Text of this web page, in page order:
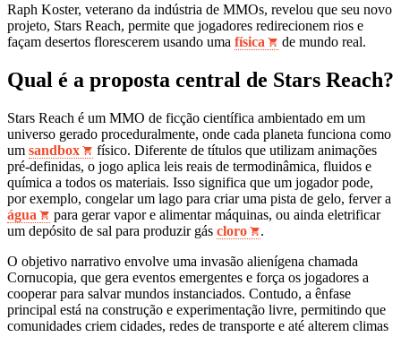
Raph Koster, veterano da indústria de MMOs, revelou que seu novo
projeto, Stars Reach, permite que jogadores redirecionem rios e
façam desertos florescerem usando uma física de mundo real.
Qual é a proposta central de Stars Reach?
Stars Reach é um MMO de ficção científica ambientado em um
universo gerado proceduralmente, onde cada planeta funciona como
um sandbox
físico. Diferente de títulos que utilizam animações
pré‑definidas, o jogo aplica leis reais de termodinâmica, fluidos e
química a todos os materiais. Isso significa que um jogador pode,
por exemplo, congelar um lago para criar uma pista de gelo, ferver a
água
para gerar vapor e alimentar máquinas, ou ainda eletrificar
um depósito de sal para produzir gás cloro
.
O objetivo narrativo envolve uma invasão alienígena chamada
Cornucopia, que gera eventos emergentes e força os jogadores a
cooperar para salvar mundos instanciados. Contudo, a ênfase
principal está na construção e experimentação livre, permitindo que
comunidades criem cidades, redes de transporte e até alterem climas